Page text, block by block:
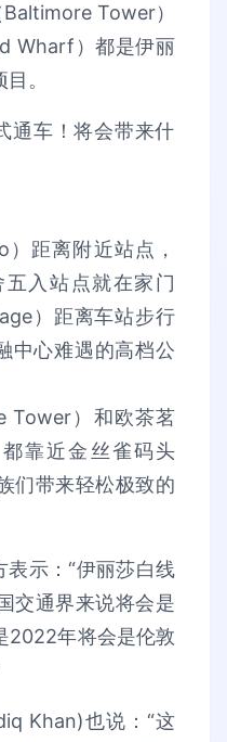
Tower）
Wharf）都是伊丽
。
距离附近站点，
入站点就在家门
）距离车站步行
中心难遇的高档公
Tower）和欧茶茗
靠近金丝雀码头
们带来轻松极致的
示：“伊丽莎白线
交通界来说将会是
2022年将会是伦敦
Khan)也说：“这